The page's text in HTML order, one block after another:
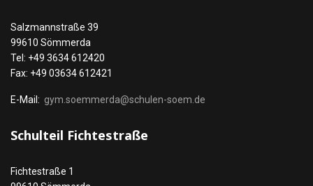
Salzmannstraße 39
99610 Sömmerda
Tel: +49 3634 612420
Fax: +49 03634 612421
E-Mail: gym.soemmerda@schulen-soem.de
Schulteil Fichtestraße
Fichtestraße 1